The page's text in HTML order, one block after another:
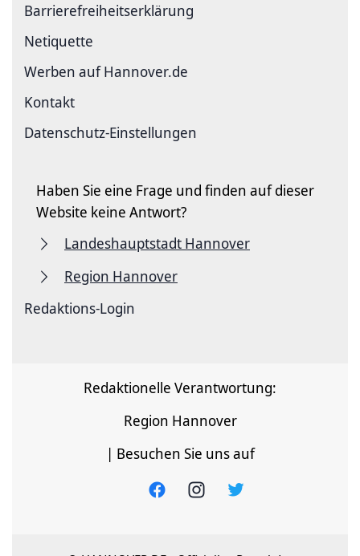
Barriere­freiheits­erklärung
Netiquette
Werben auf Hannover.de
Kontakt
Datenschutz-Einstellungen
Haben Sie eine Frage und finden auf dieser
Website keine Antwort?
Landeshauptstadt Hannover
Region Hannover
Redaktions-Login
Redaktionelle Verantwortung:
Region Hannover
| Besuchen Sie uns auf